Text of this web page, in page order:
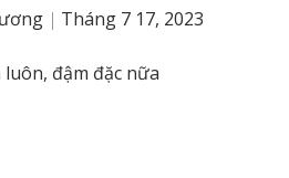
Tháng 7 17, 2023
đậm đặc nữa